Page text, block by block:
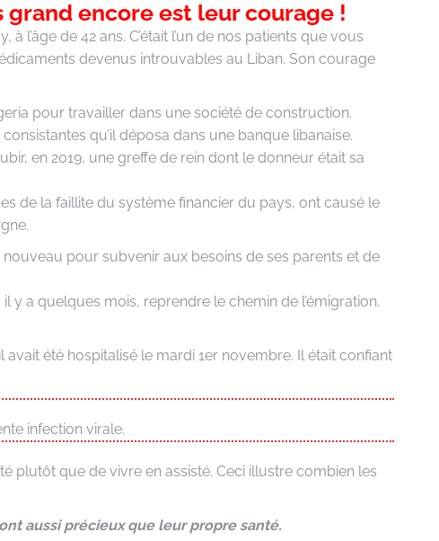
grand encore est leur courage !
de 42 ans. C’était l’un de nos patients que vous
devenus introuvables au Liban. Son courage
pour travailler dans une société de construction.
qu’il déposa dans une banque libanaise.
en 2019, une greffe de rein dont le donneur était sa
de la faillite du système financier du pays, ont causé le
pour subvenir aux besoins de ses parents et de
a quelques mois, reprendre le chemin de l’émigration.
été hospitalisé le mardi 1er novembre. Il était confiant
infection virale.
plutôt que de vivre en assisté. Ceci illustre combien les
aussi précieux que leur propre santé.